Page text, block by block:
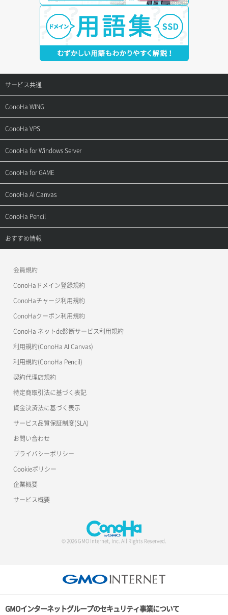
サービス共通
サポートトップ
ご契約・お支払い
用語集
お問い合わせ
ConoHa WING
サポートトップ
ご利用ガイド
お乗り換えガイド
よくある質問
ConoHa VPS
サポートトップ
ご利用ガイド
APIドキュメントVPS2.0
APIドキュメントVPS3.0
ConoHa for Windows Server
サポートトップ
ご利用ガイド
APIドキュメントVPS2.0
APIドキュメントVPS3.0
ConoHa for GAME
サポートトップ
ご利用ガイド
ConoHa AI Canvas
サポートトップ
ご利用ガイド
ConoHa Pencil
サポートトップ
おすすめ情報
美雲このは徹底ガイド
会員規約
ConoHaドメイン登録規約
ConoHaチャージ利用規約
ConoHaクーポン利用規約
ConoHa ネットde診断サービス利用規約
利用規約(ConoHa AI Canvas)
利用規約(ConoHa Pencil)
契約代理店規約
特定商取引法に基づく表記
資金決済法に基づく表示
サービス品質保証制度(SLA)
お問い合わせ
プライバシーポリシー
Cookieポリシー
企業概要
サービス概要
© 2026 GMO Internet, Inc. All Rights Reserved.
GMOインターネットグループのセキュリティ事業について